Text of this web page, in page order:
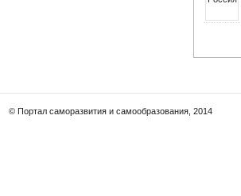
© Портал саморазвития и самообразования, 2014